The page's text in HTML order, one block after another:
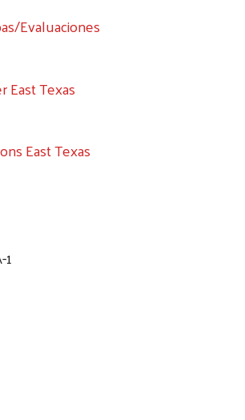
Evaluaciones
East Texas
East Texas